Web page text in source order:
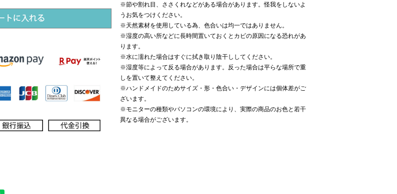
※節や割れ目、ささくれなどがある場合があります。怪我をしないよ
うお気をつけください。
※天然素材を使用している為、色合いは均一ではありません。
※湿度の高い所などに長時間置いておくとカビの原因になる恐れがあ
ります。
※水に濡れた場合はすぐに拭き取り陰干ししてください。
※湿度等によって反る場合があります。反った場合は平らな場所で重
しを置いて整えてください。
※ハンドメイドのためサイズ・形・色合い・デザインには個体差がご
ざいます。
※モニターの種類やパソコンの環境により、実際の商品のお色と若干
異なる場合がございます。